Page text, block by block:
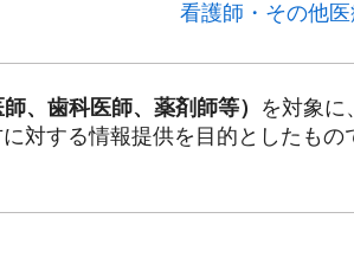
看護師・その他
、歯科医師、薬剤師等） を対象に
対する情報提供を目的としたもの